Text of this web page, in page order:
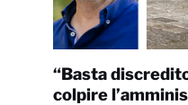
“Basta
colpire